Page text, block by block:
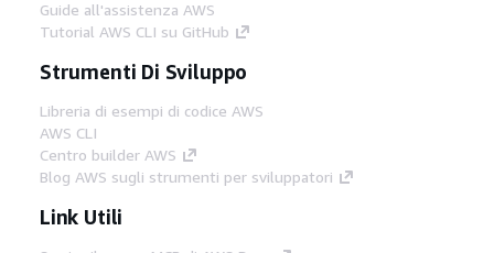
Guide all'assistenza AWS
Tutorial AWS CLI su GitHub
Strumenti Di Sviluppo
Libreria di esempi di codice AWS
AWS CLI
Centro builder AWS
Blog AWS sugli strumenti per sviluppatori
Link Utili